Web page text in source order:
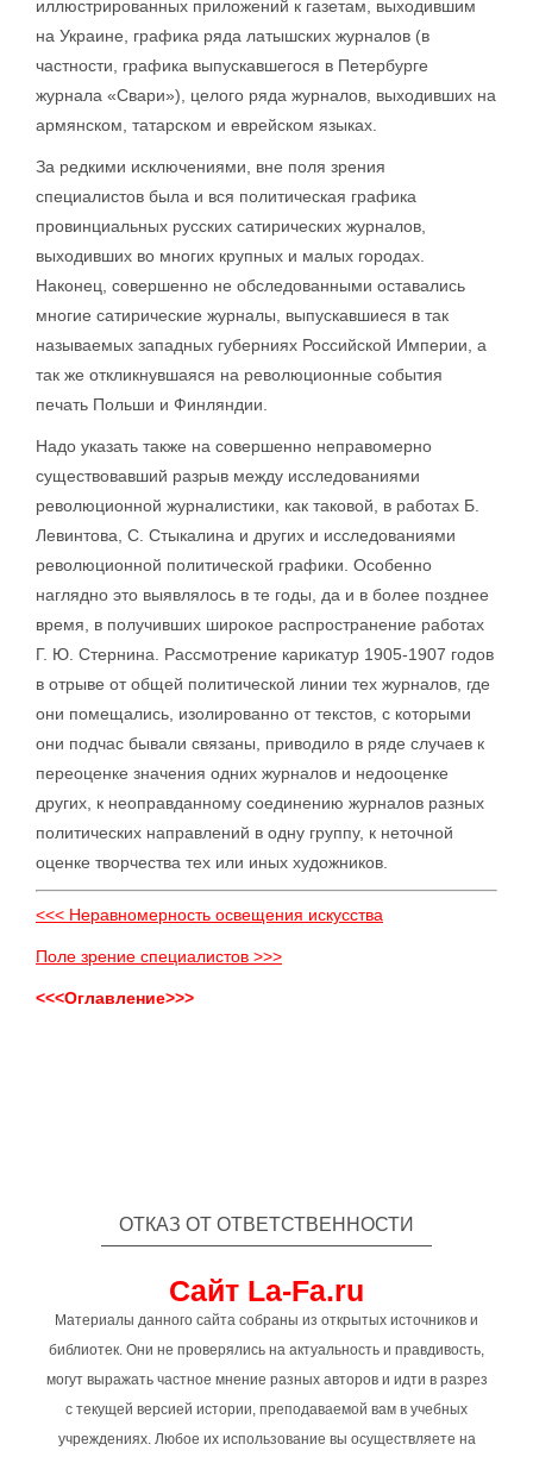
иллюстрированных приложений к газетам, выходившим
на Украине, графика ряда латышских журналов (в
частности, графика выпускавшегося в Петербурге
журнала «Свари»), целого ряда журналов, выходивших на
армянском, татарском и еврейском языках.
За редкими исключениями, вне поля зрения
специалистов была и вся политическая графика
провинциальных русских сатирических журналов,
выходивших во многих крупных и малых городах.
Наконец, совершенно не обследованными оставались
многие сатирические журналы, выпускавшиеся в так
называемых западных губерниях Российской Империи, а
так же откликнувшаяся на революционные события
печать Польши и Финляндии.
Надо указать также на совершенно неправомерно
существовавший разрыв между исследованиями
революционной журналистики, как таковой, в работах Б.
Левинтова, С. Стыкалина и других и исследованиями
революционной политической графики. Особенно
наглядно это выявлялось в те годы, да и в более позднее
время, в получивших широкое распространение работах
Г. Ю. Стернина. Рассмотрение карикатур 1905-1907 годов
в отрыве от общей политической линии тех журналов, где
они помещались, изолированно от текстов, с которыми
они подчас бывали связаны, приводило в ряде случаев к
переоценке значения одних журналов и недооценке
других, к неоправданному соединению журналов разных
политических направлений в одну группу, к неточной
оценке творчества тех или иных художников.
<<< Неравномерность освещения искусства
Поле зрение специалистов >>>
<<<Оглавление>>>
ОТКАЗ ОТ ОТВЕТСТВЕННОСТИ
Сайт La-Fa.ru
Материалы данного сайта собраны из открытых источников и
библиотек. Они не проверялись на актуальность и правдивость,
могут выражать частное мнение разных авторов и идти в разрез
с текущей версией истории, преподаваемой вам в учебных
учреждениях. Любое их использование вы осуществляете на